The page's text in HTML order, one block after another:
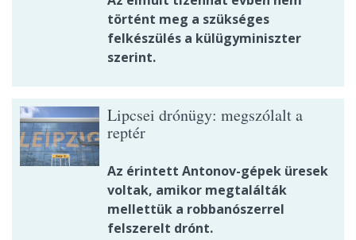
történt meg a szükséges
felkészülés a külügyminiszter
szerint.
Lipcsei drónügy: megszólalt a
reptér
Az érintett Antonov-gépek üresek
voltak, amikor megtalálták
mellettük a robbanószerrel
felszerelt drónt.